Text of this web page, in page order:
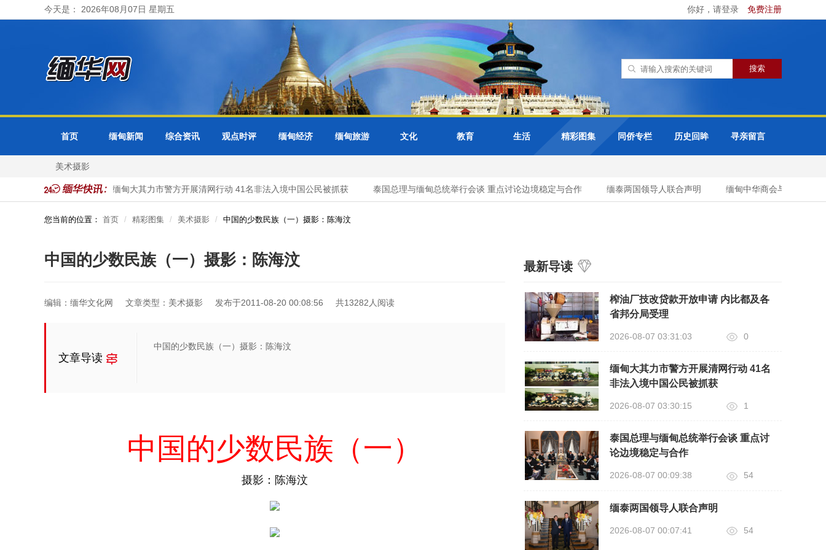
今天是： 2026年08月07日 星期五 你好，请登录 免费注册
首页 缅甸新闻 综合资讯 观点时评 缅甸经济 缅甸旅游 文化 教育 生活 精彩图集 同侨专栏 历史回眸 寻亲留言
美术摄影
都及各省邦分局受理 缅甸大其力市警方开展清网行动 41名非法入境中国公民被抓获 泰国总理与缅甸总统举行会谈 重点讨论边境稳定与合作 缅泰两国领导人联合声明 缅甸中华商会与缅甸缅族
您当前的位置： 首页 精彩图集 美术摄影 中国的少数民族（一）摄影：陈海汶
中国的少数民族（一）摄影：陈海汶
编辑：缅华文化网 文章类型：美术摄影 发布于2011-08-20 00:08:56 共13282人阅读
文章导读
中国的少数民族（一）摄影：陈海汶
中国的少数民族（一）
摄影：陈海汶
最新导读
榨油厂技改贷款开放申请 内比都及各
省邦分局受理
2026-08-07 03:31:03 0
缅甸大其力市警方开展清网行动 41名
非法入境中国公民被抓获
2026-08-07 03:30:15 1
泰国总理与缅甸总统举行会谈 重点讨
论边境稳定与合作
2026-08-07 00:09:38 54
缅泰两国领导人联合声明
2026-08-07 00:07:41 54